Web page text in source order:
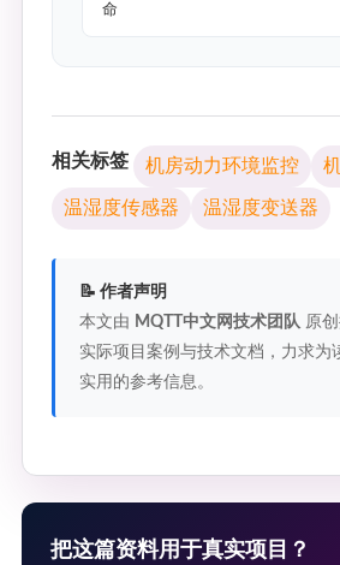
命
相关标签 机房动力环境监控
温湿度传感器 温湿度变送器
📝 作者声明
本文由 MQTT中文网技术团队 原
实际项目案例与技术文档，力求为
实用的参考信息。
把这篇资料用于真实项目？